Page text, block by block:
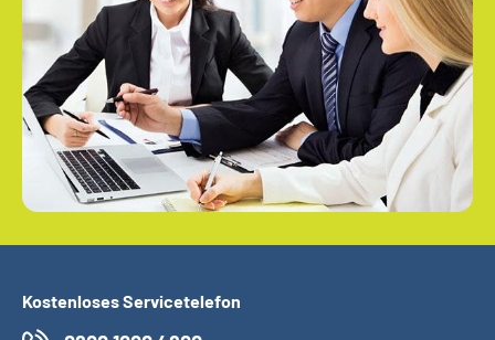
Kostenloses Servicetelefon